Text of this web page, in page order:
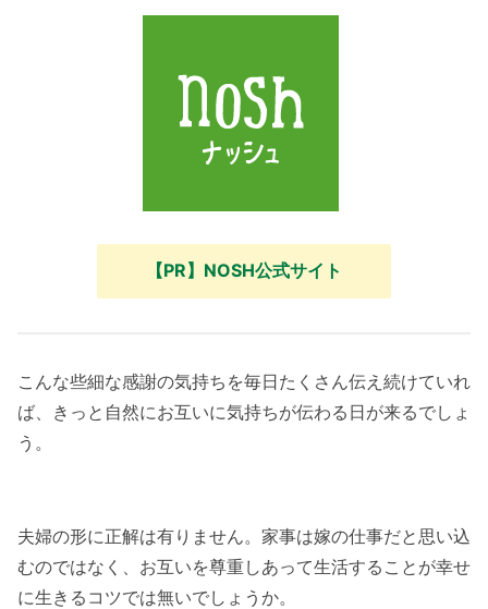
【PR】NOSH公式サイト
こんな些細な感謝の気持ちを毎日たくさん伝え続けていれ
ば、きっと自然にお互いに気持ちが伝わる日が来るでしょ
う。
夫婦の形に正解は有りません。家事は嫁の仕事だと思い込
むのではなく、お互いを尊重しあって生活することが幸せ
に生きるコツでは無いでしょうか。